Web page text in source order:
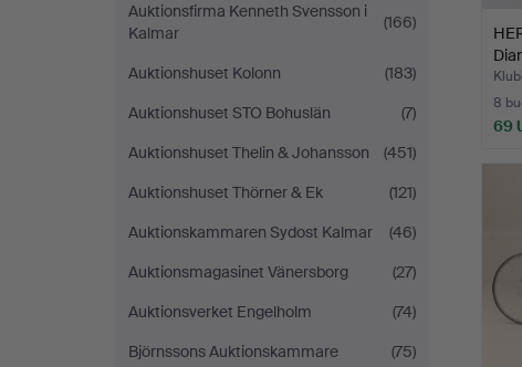
Auktionsfirma Kenneth Svensson i
Kalmar
(166)
Auktionshuset Kolonn
(183)
Auktionshuset STO Bohuslän
(7)
Auktionshuset Thelin & Johansson
(451)
Auktionshuset Thörner & Ek
(121)
Auktionskammaren Sydost Kalmar
(46)
Auktionsmagasinet Vänersborg
(27)
Auktionsverket Engelholm
(74)
Björnssons Auktionskammare
(75)
8
69